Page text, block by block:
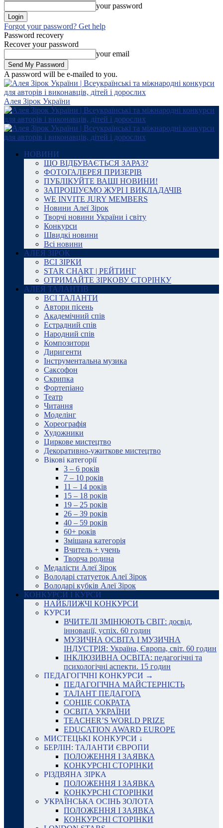
your password
Forgot your password? Get help
Password recovery
Recover your password
your email
A password will be e-mailed to you.
Алея Зірок України
НОВИНИ
ЩО ВІДБУВАЄТЬСЯ ЗАРАЗ?
ФОТОГАЛЕРЕЯ ПРИЗЕРІВ
ПУБЛІКУЙТЕ ВАШІ НОВИНИ!
ЗАПРОШУЄМО ЖУРІ І ВИКЛАДАЧІВ
WE INVITE JURY MEMBERS
Новини Алеї Зірок
Творчі новини України і світу
Конкурси
Швидкі новини
Всі новини
АЛЕЯ ЗІРОК
ВСІ ЗІРКИ
STAR CHART | РЕЙТИНГ
ОТРИМАЙТЕ ЗІРКОВУ СТОРІНКУ
АЛЕЯ ТАЛАНТІВ
ВСІ ТАЛАНТИ
Автори пісень
Академічний спів
Естрадний спів
Народний спів
Композитори
Диригенти
Інструментальна музика
Саксофон
Скрипка
Фортепіано
Театр
Читання
Моделінг
Хореографія
Художники
Циркове мистецтво
Декоративно-ужиткове мистецтво
Вікові категорії
3 – 6 років
7 – 10 років
11 – 14 років
15 – 18 років
19 – 25 років
26 – 39 років
40 – 59 років
60+ років
Змішана категорія
Вчитель + учень
Творча родина
Медалісти Алеї Зірок
Володарі статуеток Алеї Зірок
Володарі кубків Алеї Зірок
КОНКУРСИ І КУРСИ
НАЙБЛИЖЧІ КОНКУРСИ
КУРСИ
ВЧИТЕЛІ ЗМІНЮЮТЬ СВІТ: досвід,
інновації, успіх. 60 годин
МУЗИЧНА ОСВІТА І МУЗИЧНА
ІНДУСТРІЯ: Україна, Європа, світ. 60 годин
ІНКЛЮЗИВНА ОСВІТА: педагогічні та
психологічні аспекти. 15 годин
ПЕДАГОГІЧНІ КОНКУРСИ →
ПЕДАГОГІЧНА МАЙСТЕРНІСТЬ
ТАЛАНТ ПЕДАГОГА
СОНЦЕ СОКРАТА
ОСВІТА УКРАЇНИ
TEACHER’S WORLD PRIZE
EDUCATION AWARD EUROPE
МИСТЕЦЬКІ КОНКУРСИ ↓
БЕРЛІН: ТАЛАНТИ ЄВРОПИ
ПОЛОЖЕННЯ І ЗАЯВКА
КОНКУРСНІ СТОРІНКИ
РІЗДВЯНА ЗІРКА
ПОЛОЖЕННЯ І ЗАЯВКА
КОНКУРСНІ СТОРІНКИ
УКРАЇНСЬКА ОСІНЬ ЗОЛОТА
ПОЛОЖЕННЯ І ЗАЯВКА
КОНКУРСНІ СТОРІНКИ